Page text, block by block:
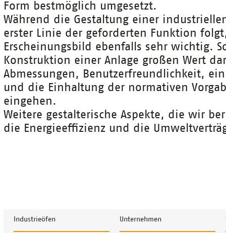
Form bestmöglich umgesetzt.
Während die Gestaltung einer
erster Linie der geforderten Funktion
Erscheinungsbild ebenfalls sehr wichtig.
Konstruktion einer Anlage großen Wert
Abmessungen, Benutzerfreundlichkeit,
und die Einhaltung der normativen
eingehen.
Weitere gestalterische Aspekte, die wir
die Energieeffizienz und die
Industrieöfen Unternehmen